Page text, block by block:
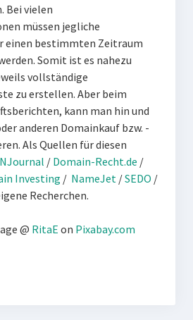
Bei vielen
müssen jegliche
einen bestimmten Zeitraum
Somit ist es nahezu
vollständige
zu erstellen. Aber beim
kann man hin und
anderen Domainkauf bzw. -
Als Quellen für diesen
/ Domain-Recht.de /
Investing / NameJet /SEDO /
Recherchen.
@ RitaE on Pixabay.com